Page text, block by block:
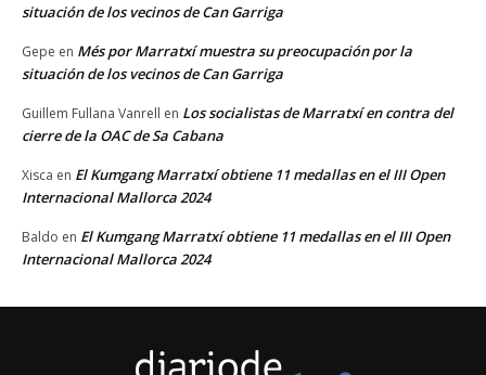
situación de los vecinos de Can Garriga
Gepe en Més por Marratxí muestra su preocupación por la
situación de los vecinos de Can Garriga
Guillem Fullana Vanrell en Los socialistas de Marratxí en contra del
cierre de la OAC de Sa Cabana
Xisca en El Kumgang Marratxí obtiene 11 medallas en el III Open
Internacional Mallorca 2024
Baldo en El Kumgang Marratxí obtiene 11 medallas en el III Open
Internacional Mallorca 2024